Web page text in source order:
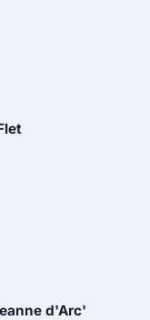
d'Arc'